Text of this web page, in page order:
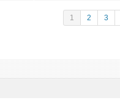
1 2 3